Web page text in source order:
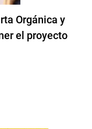
Orgánica y
el proyecto